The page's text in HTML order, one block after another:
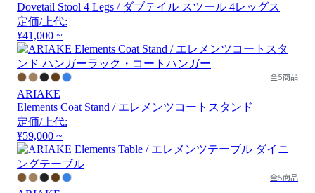
Dovetail Stool 4 Legs / ダブテイル スツール 4レッグス
定価/上代:
¥41,000 ~
全5商品
ARIAKE
Elements Coat Stand / エレメンツコートスタンド
定価/上代:
¥59,000 ~
全5商品